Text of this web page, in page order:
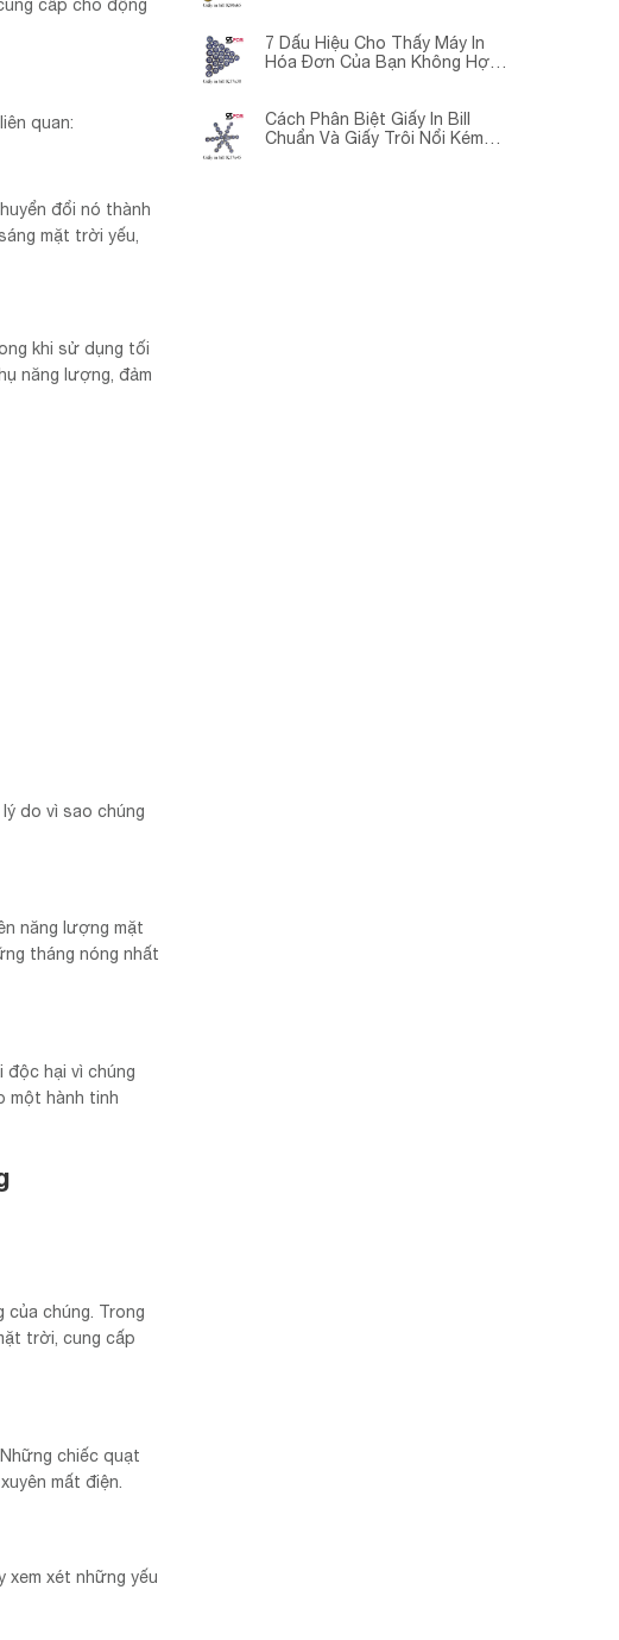
cấp cho động
quan:
đổi nó thành
mặt trời yếu,
khi sử dụng tối
năng lượng, đảm
do vì sao chúng
năng lượng mặt
tháng nóng nhất
độc hại vì chúng
một hành tinh
chúng. Trong
trời, cung cấp
chiếc quạt
mất điện.
xem xét những yếu
7 Dấu Hiệu Cho Thấy Máy In
Hóa Đơn Của Bạn Không Hợp
Cách Phân Biệt Giấy In Bill
Chuẩn Và Giấy Trôi Nổi Kém